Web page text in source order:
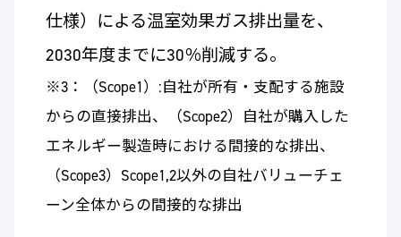
仕様）による温室効果ガス排出量を、
2030年度までに30％削減する。
※3：（Scope1）:自社が所有・支配する施設
からの直接排出、（Scope2）自社が購入した
エネルギー製造時における間接的な排出、
（Scope3）Scope1,2以外の自社バリューチェ
ーン全体からの間接的な排出